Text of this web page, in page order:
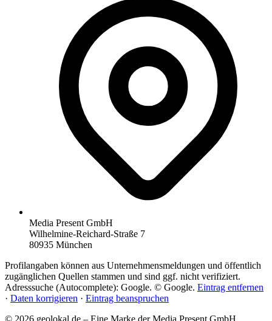
Media Present GmbH
Wilhelmine-Reichard-Straße 7
80935 München
Profilangaben können aus Unternehmensmeldungen und öffentlich
zugänglichen Quellen stammen und sind ggf. nicht verifiziert.
Adresssuche (Autocomplete): Google. © Google. Eintrag entfernen
· Daten korrigieren · Eintrag beanspruchen
© 2026 geolokal.de – Eine Marke der Media Present GmbH